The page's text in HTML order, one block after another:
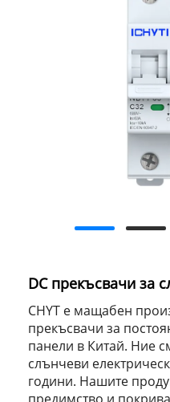
DC прекъсвачи за
CHYT е мащабен
прекъсвачи за
панели в Китай. Ние
слънчеви
години. Нашите